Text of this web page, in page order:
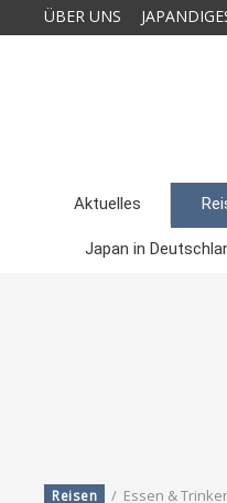
ÜBER UNS
Aktuelles
Japan in
Reisen / Essen &